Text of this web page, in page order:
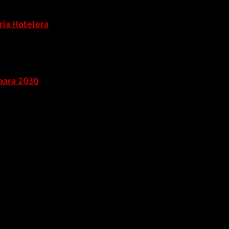
Hotelera
2030